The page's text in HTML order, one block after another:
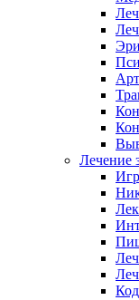
Лечение